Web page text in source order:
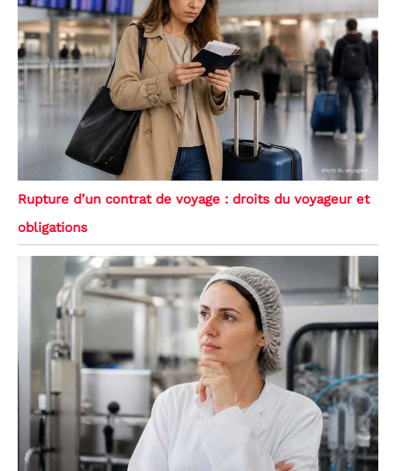
Rupture d’un contrat de voyage : droits du voyageur et
obligations